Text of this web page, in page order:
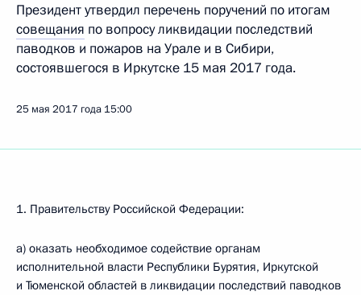
Президент утвердил перечень поручений по итогам
совещания по вопросу ликвидации последствий
паводков и пожаров на Урале и в Сибири,
состоявшегося в Иркутске 15 мая 2017 года.
25 мая 2017 года 15:00
1. Правительству Российской Федерации:
а) оказать необходимое содействие органам
исполнительной власти Республики Бурятия, Иркутской
и Тюменской областей в ликвидации последствий паводков